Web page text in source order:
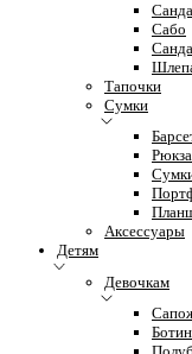
Сабо
Тапочки
Сумки
Аксессуары
Детям
Девочкам